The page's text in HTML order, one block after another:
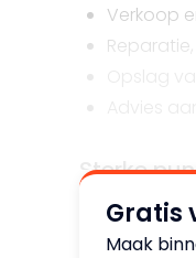
Verkoop
Sterke
Sterke
Gratis
Maak